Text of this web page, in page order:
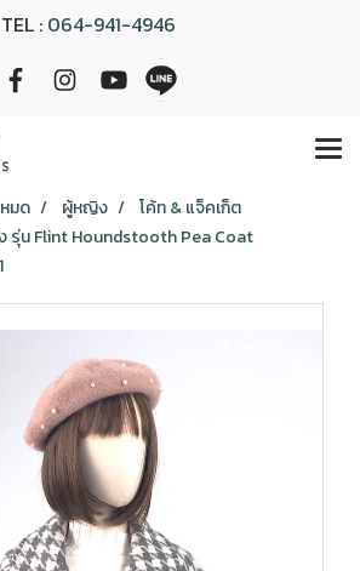
TEL : 064-941-4946
มด ผู้หญิง
โค้ท & แจ็คเก็ต
รุ่น Flint Houndstooth Pea Coat